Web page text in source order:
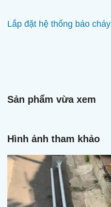
Lắp đặt hệ thống báo cháy
Sản phẩm vừa xem
Hình ảnh tham khảo